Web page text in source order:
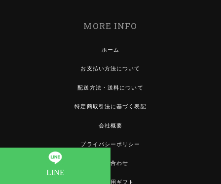
MORE INFO
ホーム
お支払い方法について
配送方法・送料について
特定商取引法に基づく表記
会社概要
プライバシーポリシー
お問い合わせ
還暦祝い用ギフト
LINE